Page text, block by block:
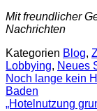
Mit freundlicher
Nachrichten
Kategorien Blog,
Lobbying, Neues
Noch lange kein
Baden
„Hotelnutzung